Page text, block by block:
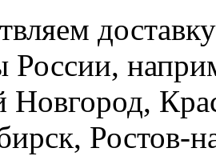
России,
Ростов-